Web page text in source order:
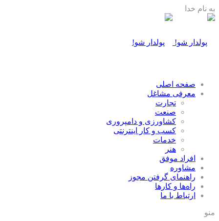
به نام خدا
صفحه اصلی
معرفی مشاغل
تجارت
صنعت
كشاورزی و دامپروری
كسب و كار اينترنتی
خدمات
هنر
افراد موفق
مشاوره
راهنمای گرفتن مجوز
راه‌ها و كارها
ارتباط با ما
منو